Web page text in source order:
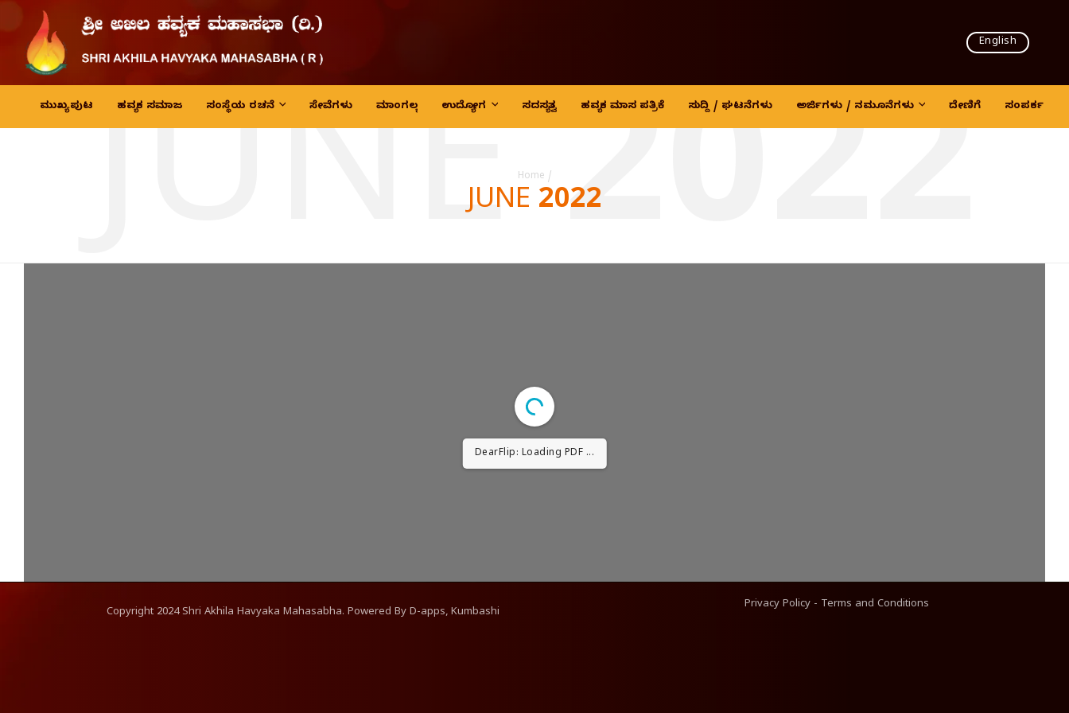
English
ಮುಖ್ಯ ಪುಟ ಹವ್ಯಕ ಸಮಾಜ ಸಂಸ್ಥೆಯ ರಚನೆ ಸೇವೆಗಳು ಮಾಂಗಲ್ಯ ಉದ್ಯೋಗ ಸದಸ್ಯತ್ವ ಹವ್ಯಕ ಮಾಸ ಪತ್ರಿಕೆ ಸುದ್ದಿ / ಘಟನೆಗಳು ಅರ್ಜಿಗಳು / ನಮೂನೆಗಳು ದೇಣಿಗೆ ಸಂಪರ್ಕ
JUNE 2022
Home /
JUNE 2022
DearFlip: Loading PDF ...
Copyright 2024Shri Akhila Havyaka Mahasabha. Powered ByD-apps, Kumbashi
Privacy Policy- Terms and Conditions